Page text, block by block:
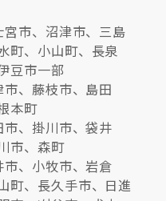
市、沼津市、三島
町、小山町、長泉
豆市一部
、藤枝市、島田
本町
、掛川市、袋井
市、森町
、小牧市、岩倉
町、長久手市、日進